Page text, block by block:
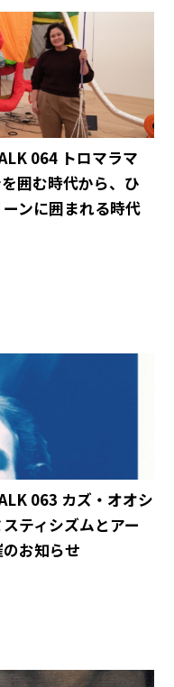
064 トロマラマ
囲む時代から、ひ
ンに囲まれる時代
063 カズ・オオシ
ティシズムとアー
お知らせ